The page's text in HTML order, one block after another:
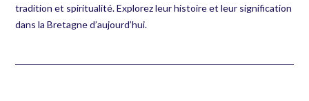
tradition et spiritualité. Explorez leur histoire et leur signification
dans la Bretagne d’aujourd’hui.